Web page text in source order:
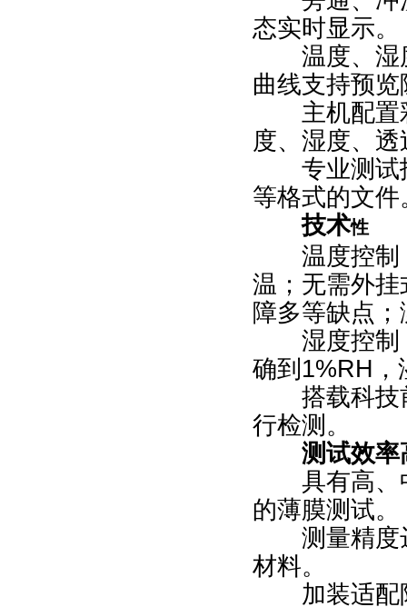
态实时显示。
温度、湿度
曲线支持预
主机配置彩
度、湿度、
专业测试报
等格式的文件
技术性
温度控制：
温；无需外
障多等缺点
湿度控制：
确到1%RH，
搭载科技前
行检测。
测试效率
具有高、中
的薄膜测试。
测量精度达
材料。
加装适配附